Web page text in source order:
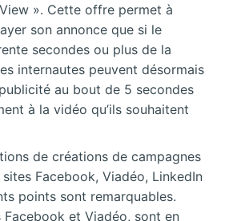
». Cette offre permet à
son annonce que si le
secondes ou plus de la
internautes peuvent désormais
au bout de 5 secondes
à la vidéo qu’ils souhaitent
de créations de campagnes
Facebook, Viadéo, LinkedIn
points sont remarquables.
Facebook et Viadéo, sont en